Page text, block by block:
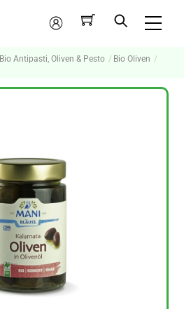
Mein
Konto
Bio Antipasti, Oliven & Pesto Bio Oliven